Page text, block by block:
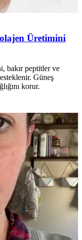
Üretimini
bakır peptitler ve
Güneş
korur.